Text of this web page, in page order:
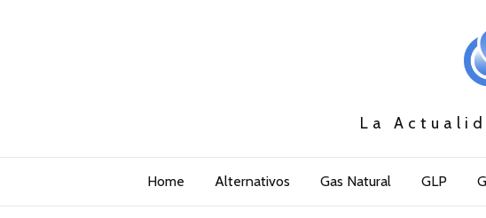
La
Home Alternativos Gas Natural GLP